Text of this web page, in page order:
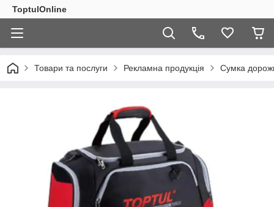
ToptulOnline
Товари та послуги Рекламна продукція Сумка